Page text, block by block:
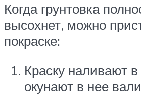
Когда грунтовка
высохнет, можно
покраске:
Краску наливают в
окунают в нее